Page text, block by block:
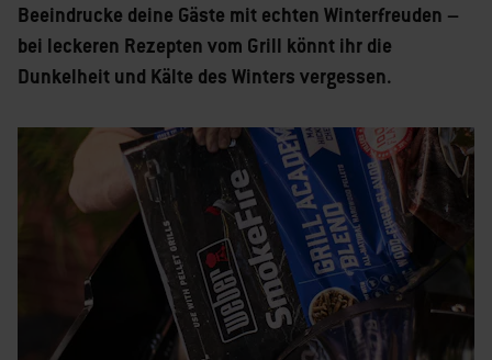
Beeindrucke deine Gäste mit echten Winterfreuden –
bei leckeren Rezepten vom Grill könnt ihr die
Dunkelheit und Kälte des Winters vergessen.